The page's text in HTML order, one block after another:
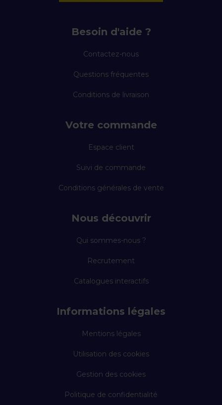
Besoin d'aide ?
Contactez-nous
Questions fréquentes
Conditions de livraison
Votre commande
Espace client
Suivi de commande
Conditions générales de vente
Nous découvrir
Qui sommes-nous ?
Recrutement
Catalogues interactifs
Informations légales
Mentions légales
Utilisation des cookies
Gestion des cookies
Politique de confidentialité